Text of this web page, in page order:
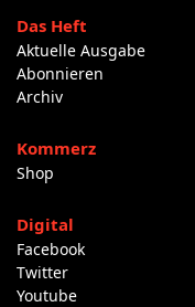
Das Heft
Aktuelle Ausgabe
Abonnieren
Archiv
Kommerz
Shop
Digital
Facebook
Twitter
Youtube